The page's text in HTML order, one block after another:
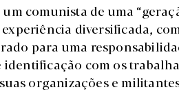
comunista de uma
diversificada,
para uma
com os
organizações e